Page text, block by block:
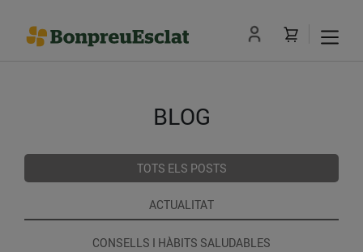
BLOG
TOTS ELS POSTS
ACTUALITAT
CONSELLS I HÀBITS SALUDABLES